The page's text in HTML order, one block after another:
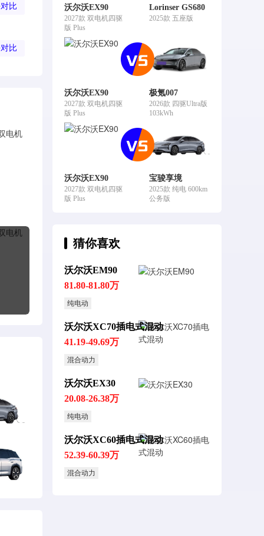
比
比
沃尔沃EX90
2027款 双电机四驱
版 Plus
Lorinser GS680
2025款 五座版
沃尔沃EX90
2027款 双电机四驱
版 Plus
极氪007
2026款 四驱Ultra版
103kWh
沃尔沃EX90
2027款 双电机四驱
版 Plus
宝骏享境
2025款 纯电 600km
公务版
猜你喜欢
沃尔沃EM90
81.80-81.80万
纯电动
沃尔沃XC70插电式混动
41.19-49.69万
混合动力
沃尔沃EX30
20.08-26.38万
纯电动
沃尔沃XC60插电式混动
52.39-60.39万
混合动力